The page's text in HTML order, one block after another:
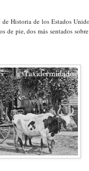
Historia de los Estados
de pie, dos más sentados